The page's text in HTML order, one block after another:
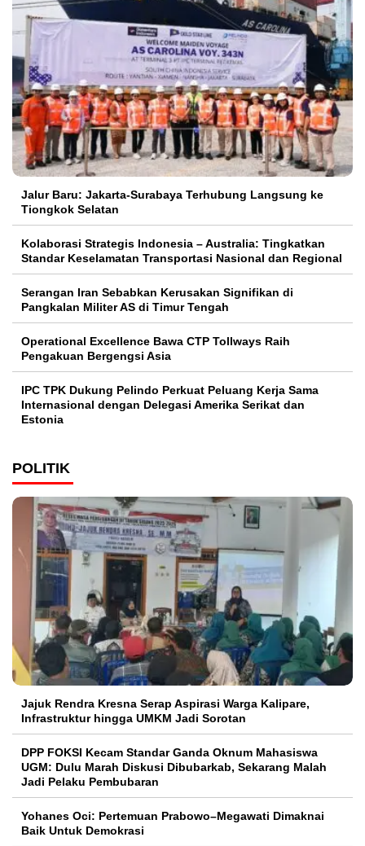
Jalur Baru: Jakarta-Surabaya Terhubung Langsung ke
Tiongkok Selatan
Kolaborasi Strategis Indonesia – Australia: Tingkatkan
Standar Keselamatan Transportasi Nasional dan Regional
Serangan Iran Sebabkan Kerusakan Signifikan di
Pangkalan Militer AS di Timur Tengah
Operational Excellence Bawa CTP Tollways Raih
Pengakuan Bergengsi Asia
IPC TPK Dukung Pelindo Perkuat Peluang Kerja Sama
Internasional dengan Delegasi Amerika Serikat dan
Estonia
POLITIK
Jajuk Rendra Kresna Serap Aspirasi Warga Kalipare,
Infrastruktur hingga UMKM Jadi Sorotan
DPP FOKSI Kecam Standar Ganda Oknum Mahasiswa
UGM: Dulu Marah Diskusi Dibubarkab, Sekarang Malah
Jadi Pelaku Pembubaran
Yohanes Oci: Pertemuan Prabowo–Megawati Dimaknai
Baik Untuk Demokrasi